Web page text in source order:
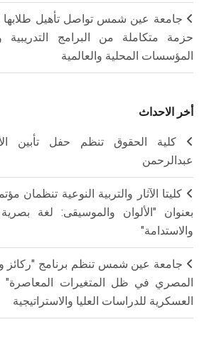
جامعة عين شمس تواصل تأهيل
حزمة متكاملة من البرامج
المؤسسات المحلية والعالمية
أخر الاحداث
كلية الحقوق تنظم حفل تأبين
عبدالرحمن
كليتا الآثار والتربية النوعية تنظمان
بعنوان "الألوان والموسيقى: لغة
والاستدامة"
جامعة عين شمس تنظم برنامج "ركائز
المصري في ظل المتغيرات المعاصرة"
العسكرية للدراسات العليا والاستراتيجية